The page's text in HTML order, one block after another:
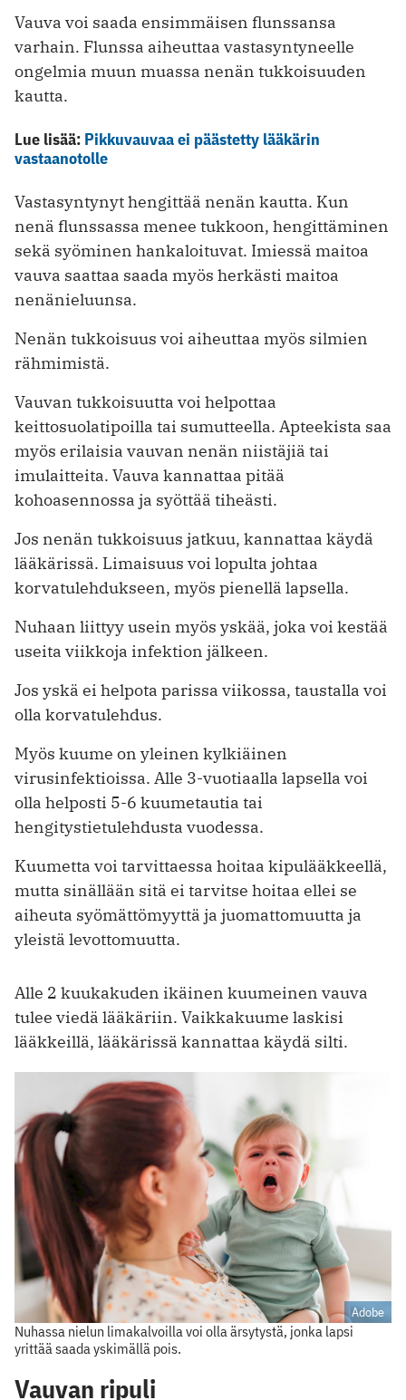
Vauva voi saada ensimmäisen flunssansa
varhain. Flunssa aiheuttaa vastasyntyneelle
ongelmia muun muassa nenän tukkoisuuden
kautta.
Lue lisää: Pikkuvauvaa ei päästetty lääkärin
vastaanotolle
Vastasyntynyt hengittää nenän kautta. Kun
nenä flunssassa menee tukkoon, hengittäminen
sekä syöminen hankaloituvat. Imiessä maitoa
vauva saattaa saada myös herkästi maitoa
nenänieluunsa.
Nenän tukkoisuus voi aiheuttaa myös silmien
rähmimistä.
Vauvan tukkoisuutta voi helpottaa
keittosuolatipoilla tai sumutteella. Apteekista saa
myös erilaisia vauvan nenän niistäjiä tai
imulaitteita. Vauva kannattaa pitää
kohoasennossa ja syöttää tiheästi.
Jos nenän tukkoisuus jatkuu, kannattaa käydä
lääkärissä. Limaisuus voi lopulta johtaa
korvatulehdukseen, myös pienellä lapsella.
Nuhaan liittyy usein myös yskää, joka voi kestää
useita viikkoja infektion jälkeen.
Jos yskä ei helpota parissa viikossa, taustalla voi
olla korvatulehdus.
Myös kuume on yleinen kylkiäinen
virusinfektioissa. Alle 3-vuotiaalla lapsella voi
olla helposti 5-6 kuumetautia tai
hengitystietulehdusta vuodessa.
Kuumetta voi tarvittaessa hoitaa kipulääkkeellä,
mutta sinällään sitä ei tarvitse hoitaa ellei se
aiheuta syömättömyyttä ja juomattomuutta ja
yleistä levottomuutta.
Alle 2 kuukakuden ikäinen kuumeinen vauva
tulee viedä lääkäriin. Vaikkakuume laskisi
lääkkeillä, lääkärissä kannattaa käydä silti.
Adobe
Nuhassa nielun limakalvoilla voi olla ärsytystä, jonka lapsi
yrittää saada yskimällä pois.
Vauvan ripuli